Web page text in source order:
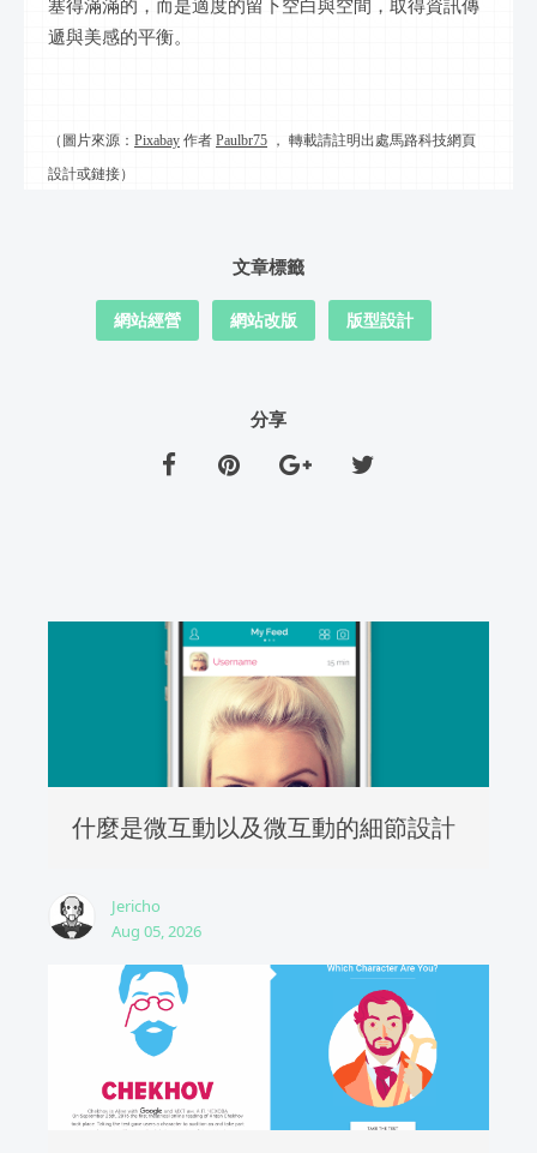
遞與美感的平衡。
（圖片來源： Pixabay 作者 Paulbr75 ， 轉載請註明出處馬路科技網頁
設計或鏈接）
文章標籤
網站經營 網站改版 版型設計
分享
什麼是微互動以及微互動的細節設計
Jericho
Aug 05, 2026